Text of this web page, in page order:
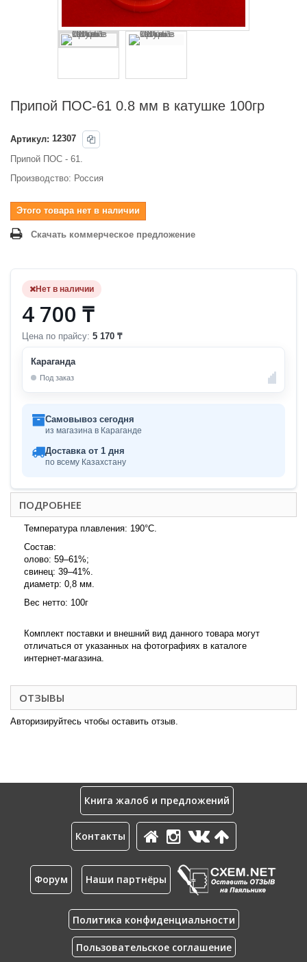
Припой ПОС-61 0.8 мм в катушке 100гр
Артикул: 12307
Припой ПОС - 61.
Производство: Россия
Этого товара нет в наличии
Скачать коммерческое предложение
Нет в наличии
4 700 ₸
Цена по прайсу: 5 170 ₸
Караганда
Под заказ
Самовывоз сегодня
из магазина в Караганде
Доставка от 1 дня
по всему Казахстану
ПОДРОБНЕЕ
Температура плавления: 190°C.
Состав:
олово: 59–61%;
свинец: 39–41%.
диаметр: 0,8 мм.
Вес нетто: 100г
Комплект поставки и внешний вид данного товара могут
отличаться от указанных на фотографиях в каталоге
интернет-магазина.
ОТЗЫВЫ
Авторизируйтесь чтобы оставить отзыв.
Книга жалоб и предложений
Контакты
Форум Наши партнёры
Политика конфиденциальности
Пользовательское соглашение